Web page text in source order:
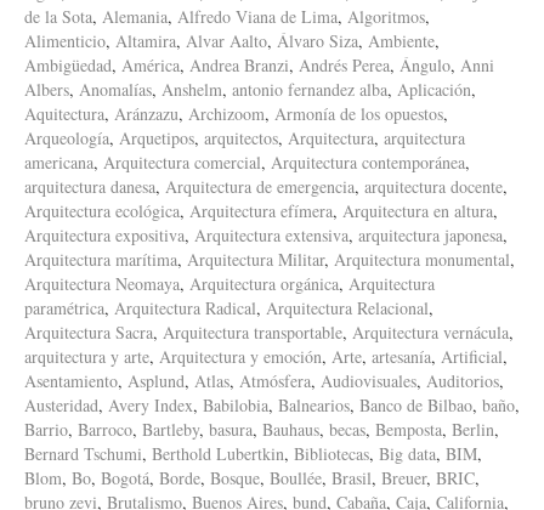
de la Sota, Alemania, Alfredo Viana de Lima, Algoritmos,
Alimenticio, Altamira, Alvar Aalto, Álvaro Siza, Ambiente,
Ambigüedad, América, Andrea Branzi, Andrés Perea, Ángulo, Anni
Albers, Anomalías, Anshelm, antonio fernandez alba, Aplicación,
Aquitectura, Aránzazu, Archizoom, Armonía de los opuestos,
Arqueología, Arquetipos, arquitectos, Arquitectura, arquitectura
americana, Arquitectura comercial, Arquitectura contemporánea,
arquitectura danesa, Arquitectura de emergencia, arquitectura docente,
Arquitectura ecológica, Arquitectura efímera, Arquitectura en altura,
Arquitectura expositiva, Arquitectura extensiva, arquitectura japonesa,
Arquitectura marítima, Arquitectura Militar, Arquitectura monumental,
Arquitectura Neomaya, Arquitectura orgánica, Arquitectura
paramétrica, Arquitectura Radical, Arquitectura Relacional,
Arquitectura Sacra, Arquitectura transportable, Arquitectura vernácula,
arquitectura y arte, Arquitectura y emoción, Arte, artesanía, Artificial,
Asentamiento, Asplund, Atlas, Atmósfera, Audiovisuales, Auditorios,
Austeridad, Avery Index, Babilobia, Balnearios, Banco de Bilbao, baño,
Barrio, Barroco, Bartleby, basura, Bauhaus, becas, Bemposta, Berlin,
Bernard Tschumi, Berthold Lubertkin, Bibliotecas, Big data, BIM,
Blom, Bo, Bogotá, Borde, Bosque, Boullée, Brasil, Breuer, BRIC,
bruno zevi, Brutalismo, Buenos Aires, bund, Cabaña, Caja, California,